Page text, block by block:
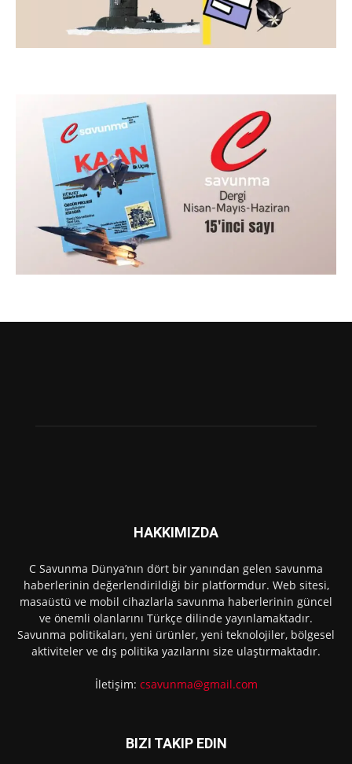
HAKKIMIZDA
C Savunma Dünya’nın dört bir yanından gelen savunma
haberlerinin değerlendirildiği bir platformdur. Web sitesi,
masaüstü ve mobil cihazlarla savunma haberlerinin güncel
ve önemli olanlarını Türkçe dilinde yayınlamaktadır.
Savunma politikaları, yeni ürünler, yeni teknolojiler, bölgesel
aktiviteler ve dış politika yazılarını size ulaştırmaktadır.
İletişim: csavunma@gmail.com
BIZI TAKIP EDIN